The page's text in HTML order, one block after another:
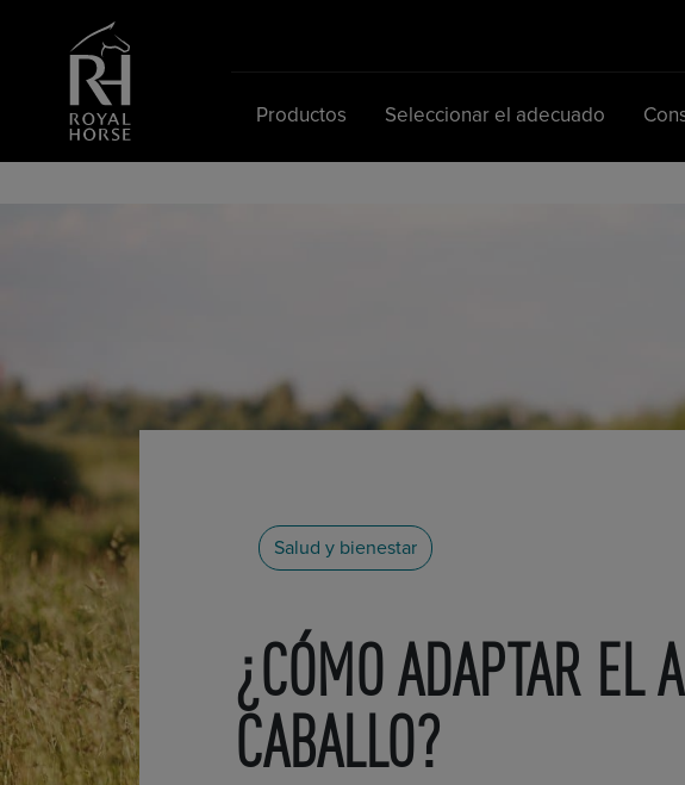
Productos Seleccionar el adecuado
Salud y bienestar
¿CÓMO ADAPTAR EL
CABALLO?